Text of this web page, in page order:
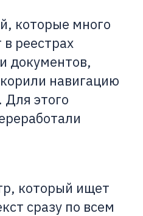
которые много
реестрах
документов,
навигацию
этого
который ищет
сразу по всем